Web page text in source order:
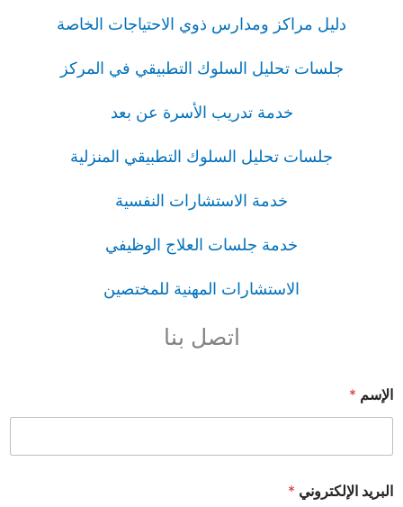
دليل مراكز ومدارس ذوي الاحتياجات الخاصة
جلسات تحليل السلوك التطبيقي في المركز
خدمة تدريب الأسرة عن بعد
جلسات تحليل السلوك التطبيقي المنزلية
خدمة الاستشارات النفسية
خدمة جلسات العلاج الوظيفي
الاستشارات المهنية للمختصين
اتصل بنا
الإسم *
البريد الإلكتروني *